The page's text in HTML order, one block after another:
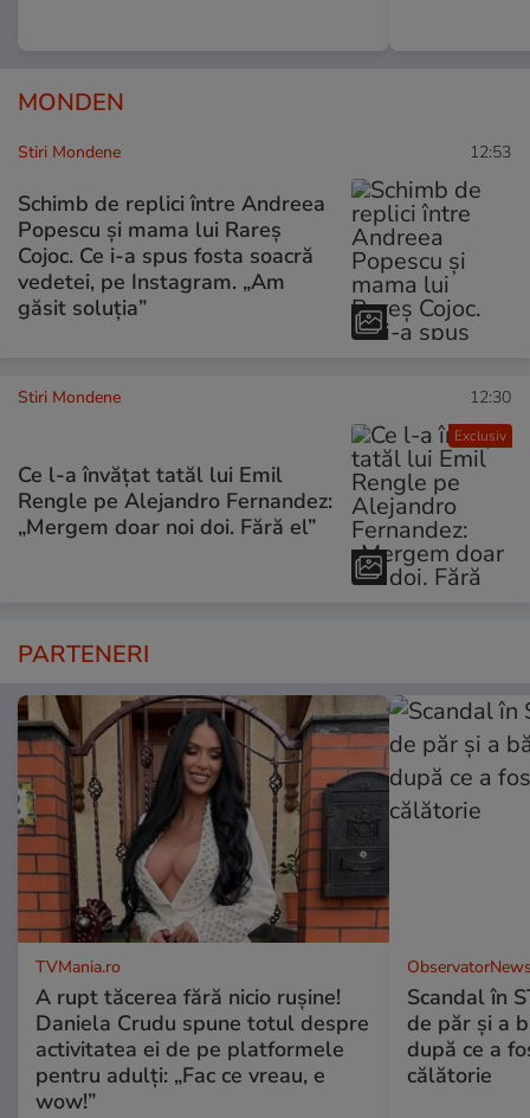
MONDEN
Stiri Mondene 12:53
Schimb de replici între Andreea
Popescu și mama lui Rareș
Cojoc. Ce i-a spus fosta soacră
vedetei, pe Instagram. „Am
găsit soluția”
Exclusiv
Stiri Mondene 12:30
Ce l-a învățat tatăl lui Emil
Rengle pe Alejandro Fernandez:
„Mergem doar noi doi. Fără el”
PARTENERI
TVMania.ro
A rupt tăcerea fără nicio rușine!
Daniela Crudu spune totul despre
activitatea ei de pe platformele
pentru adulți: „Fac ce vreau, e
wow!”
Scandal în
de păr şi a
după ce a
călătorie